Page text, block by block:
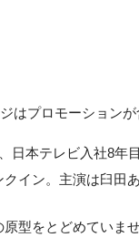
はプロモーションが
日本テレビ入社8年
イン。主演は臼田あ
型をとどめていま